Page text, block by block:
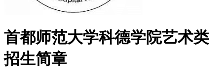
首都师范大学科德学院艺术类
招生简章